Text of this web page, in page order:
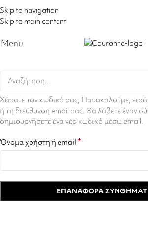
Skip to navigation
Skip to main content
-20%σε όλο το eshop με τον κωδικό
Menu
Χάσατε τον κωδικό σας; Παρακαλούμε,
ή τη διεύθυνση email σας. Θα λάβετε έναν
δημιουργήσετε ένα νέο κωδικό μέσω email.
Όνομα χρήστη ή email *
ΕΠΑΝΑΦΟΡΆ